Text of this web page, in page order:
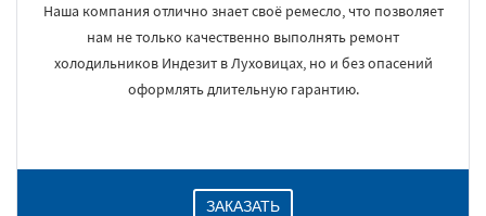
Наша компания отлично знает своё ремесло, что позволяет
нам не только качественно выполнять ремонт
холодильников Индезит в Луховицах, но и без опасений
оформлять длительную гарантию.
ЗАКАЗАТЬ